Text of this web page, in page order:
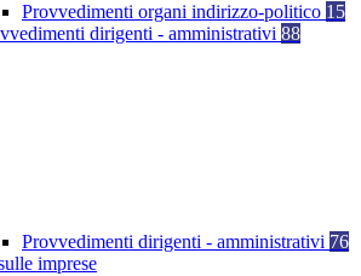
Provvedimenti organi indirizzo-politico 15
dirigenti - amministrativi 88
Provvedimenti dirigenti - amministrativi 76
imprese